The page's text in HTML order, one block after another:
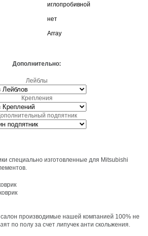
иглопробивной
нет
Array
Дополнительно:
Лейблы
Крепления
подпятник
специально изготовленные для Mitsubishi
салон производимые нашей компанией 100% не
по полу за счет липучек анти скольжения.